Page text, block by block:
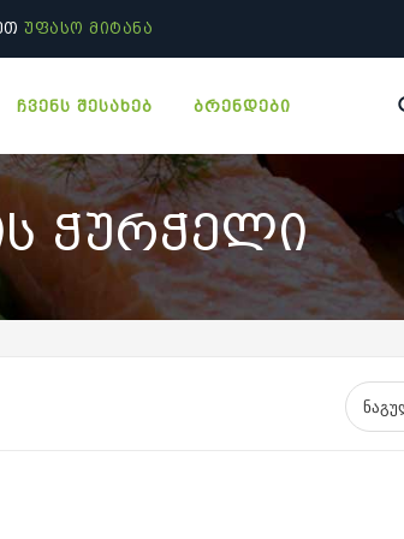
ᲣᲤᲐᲡᲝ ᲛᲘᲢᲐᲜᲐ
ᲩᲕᲔᲜᲡ ᲨᲔᲡᲐᲮᲔᲑ ᲑᲠᲔᲜᲓᲔᲑᲘ
ᲭᲣᲠᲭᲔᲚᲘ